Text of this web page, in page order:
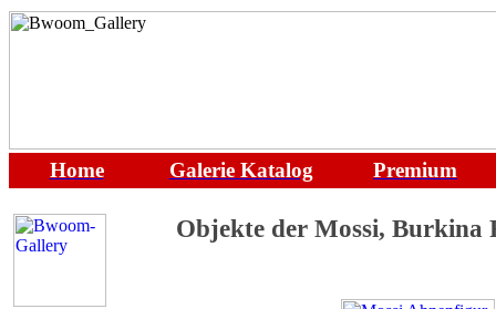
Home Galerie Katalog Premium
Objekte der Mossi, Burkina